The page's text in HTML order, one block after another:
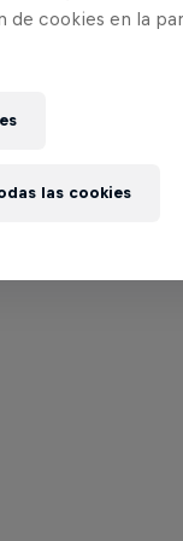
de cookies en la
las cookies